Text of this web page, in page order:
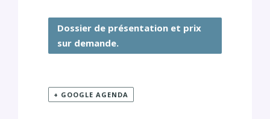
Dossier de présentation et prix
sur demande.
+ GOOGLE AGENDA